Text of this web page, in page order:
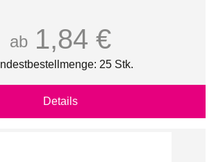
ab 1,84 €
25 Stk.
Details